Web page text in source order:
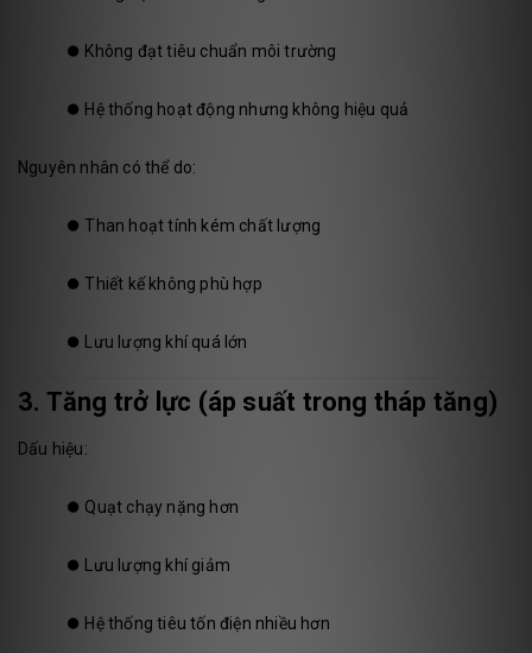
⏺️ Không đạt tiêu chuẩn môi trường
⏺️ Hệ thống hoạt động nhưng không hiệu quả
Nguyên nhân có thể do:
⏺️Than hoạt tính kém chất lượng
⏺️Thiết kế không phù hợp
⏺️ Lưu lượng khí quá lớn
3. Tăng trở lực (áp suất trong tháp tăng)
Dấu hiệu:
⏺️ Quạt chạy nặng hơn
⏺️ Lưu lượng khí giảm
⏺️ Hệ thống tiêu tốn điện nhiều hơn